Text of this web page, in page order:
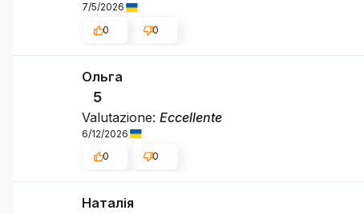
7/5/2026
0
0
Ольга
5
Valutazione: Eccellente
6/12/2026
0
0
Наталія